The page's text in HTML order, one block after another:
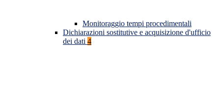
Monitoraggio tempi procedimentali
Dichiarazioni sostitutive e acquisizione d'ufficio
dei dati 4